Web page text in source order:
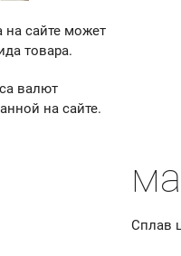
на сайте может
товара.
валют
на сайте.
Сплав